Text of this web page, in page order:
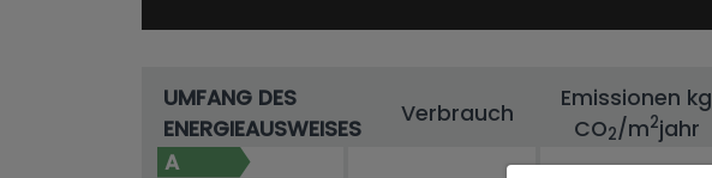
UMFANG DES
ENERGIEAUSWEISES
Verbrauch
Emissionen kg
CO2/m2jahr
A